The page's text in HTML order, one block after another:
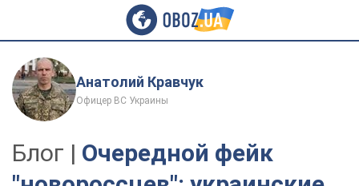
Анатолий Кравчук
Офицер ВС Украины
Блог | Очередной фейк